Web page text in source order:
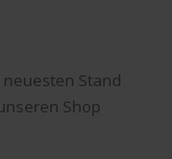
Stand
Shop